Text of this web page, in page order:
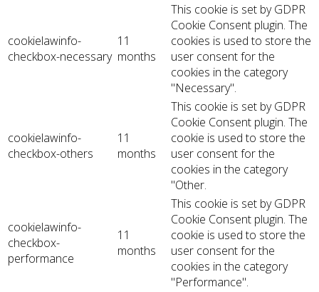
cookielawinfo-
checkbox-necessary
11
months
This cookie is set by GDPR
Cookie Consent plugin. The
cookies is used to store the
user consent for the
cookies in the category
"Necessary".
cookielawinfo-
checkbox-others
11
months
This cookie is set by GDPR
Cookie Consent plugin. The
cookie is used to store the
user consent for the
cookies in the category
"Other.
cookielawinfo-
checkbox-
performance
11
months
This cookie is set by GDPR
Cookie Consent plugin. The
cookie is used to store the
user consent for the
cookies in the category
"Performance".